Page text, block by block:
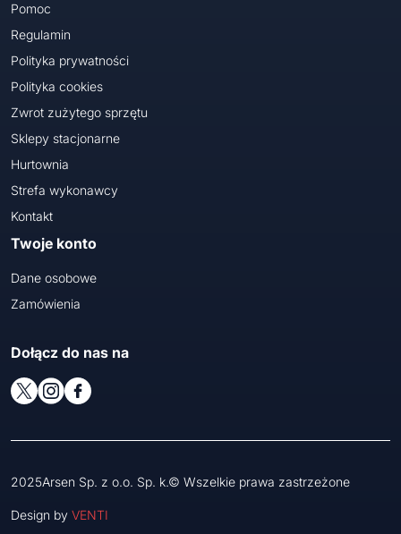
Pomoc
Regulamin
Polityka prywatności
Polityka cookies
Zwrot zużytego sprzętu
Sklepy stacjonarne
Hurtownia
Strefa wykonawcy
Kontakt
Twoje konto
Dane osobowe
Zamówienia
Dołącz do nas na
2025Arsen Sp. z o.o. Sp. k.© Wszelkie prawa zastrzeżone
Design by VENTI